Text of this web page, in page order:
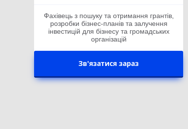
Фахівець з пошуку та отримання грантів,
розробки бізнес-планів та залучення
інвестицій для бізнесу та громадських
організацій
Зв'язатися зараз